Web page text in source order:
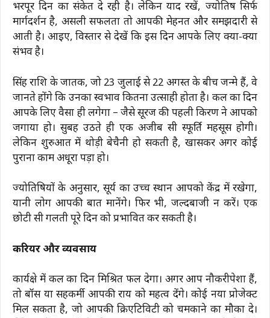
भरपूर दिन का संकेत दे रही है। लेकिन याद रखें, ज्योतिष सिर्फ
मार्गदर्शन है, असली सफलता तो आपकी मेहनत और समझदारी से
आती है। आइए, विस्तार से देखें कि इस दिन आपके लिए क्या-क्या
संभव है।
सिंह राशि के जातक, जो 23 जुलाई से 22 अगस्त के बीच जन्मे हैं, वे
जानते होंगे कि उनका स्वभाव कितना उत्साही होता है। कल का दिन
आपके लिए वैसा ही लगेगा – जैसे सूरज की पहली किरण ने आपको
जगाया हो। सुबह उठते ही एक अजीब सी स्फूर्ति महसूस होगी।
लेकिन शुरुआत में थोड़ी बेचैनी हो सकती है, खासकर अगर कोई
पुराना काम अधूरा पड़ा हो।
ज्योतिषियों के अनुसार, सूर्य का उच्च स्थान आपको केंद्र में रखेगा,
यानी लोग आपकी बात मानेंगे। फिर भी, जल्दबाजी न करें। एक
छोटी सी गलती पूरे दिन को प्रभावित कर सकती है।
करियर और व्यवसाय
कार्यक्षेत्र में कल का दिन मिश्रित फल देगा। अगर आप नौकरीपेशा हैं,
तो बॉस या सहकर्मी आपकी राय को महत्व देंगे। कोई नया प्रोजेक्ट
मिल सकता है, जो आपकी क्रिएटिविटी को चमकाने का मौका दे।